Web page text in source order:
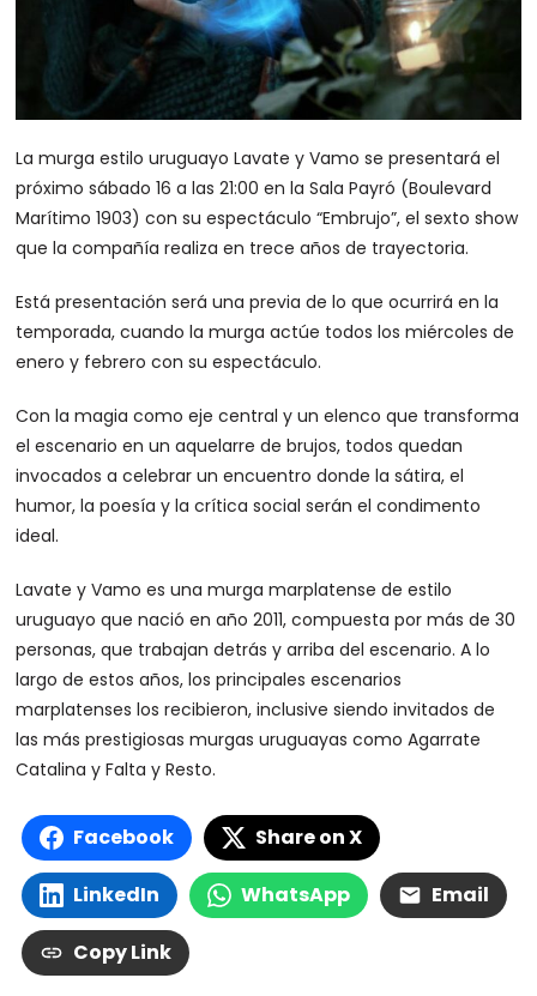
La murga estilo uruguayo Lavate y Vamo se presentará el
próximo sábado 16 a las 21:00 en la Sala Payró (Boulevard
Marítimo 1903) con su espectáculo “Embrujo”, el sexto show
que la compañía realiza en trece años de trayectoria.
Está presentación será una previa de lo que ocurrirá en la
temporada, cuando la murga actúe todos los miércoles de
enero y febrero con su espectáculo.
Con la magia como eje central y un elenco que transforma
el escenario en un aquelarre de brujos, todos quedan
invocados a celebrar un encuentro donde la sátira, el
humor, la poesía y la crítica social serán el condimento
ideal.
Lavate y Vamo es una murga marplatense de estilo
uruguayo que nació en año 2011, compuesta por más de 30
personas, que trabajan detrás y arriba del escenario. A lo
largo de estos años, los principales escenarios
marplatenses los recibieron, inclusive siendo invitados de
las más prestigiosas murgas uruguayas como Agarrate
Catalina y Falta y Resto.
Facebook Share on X
LinkedIn WhatsApp Email
Copy Link